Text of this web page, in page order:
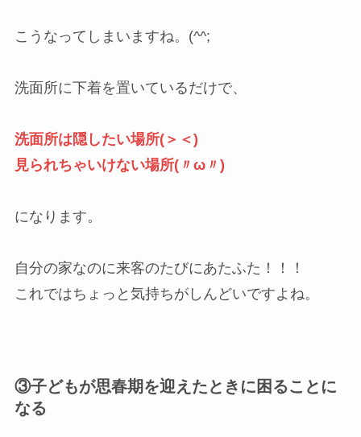
こうなってしまいますね。(^^;
洗面所に下着を置いているだけで、
洗面所は隠したい場所(＞＜)
見られちゃいけない場所(〃ω〃)
になります。
自分の家なのに来客のたびにあたふた！！！
これではちょっと気持ちがしんどいですよね。
③子どもが思春期を迎えたときに困ることに
なる